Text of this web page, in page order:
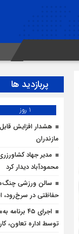
پربازدید ها
1 روز
هشدار افزایش
مازندران
مدیر جهاد
محمودآباد دیدار کرد
سالن ورزشی
حفاظتی در سرخ‌رود،
توسط اداره تعاون،